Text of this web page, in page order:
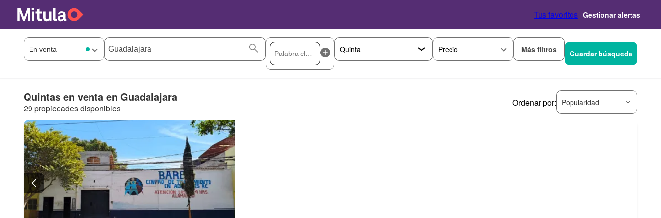
Tus favoritos Gestionar alertas
Precio Más filtros Guardar búsqueda
Quintas en venta en Guadalajara
29 propiedades disponibles
Ordenar por: Popularidad